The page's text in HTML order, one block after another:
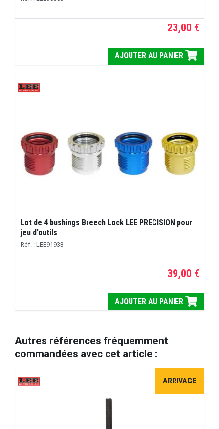
23,00 €
AJOUTER AU PANIER
Lot de 4 bushings Breech Lock LEE PRECISION pour
jeu d'outils
Réf. : LEE91933
39,00 €
AJOUTER AU PANIER
Autres références fréquemment
commandées avec cet article :
ARRIVAGE